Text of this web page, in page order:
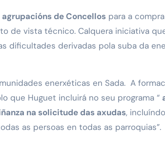
de Concellos para a
de vista técnico. Calquera iniciativa
dificultades derivadas pola suba da
enerxéticas en Sada. A
que Huguet incluirá no seu programa “
na solicitude das axudas,
as persoas en todas as parroquias”.